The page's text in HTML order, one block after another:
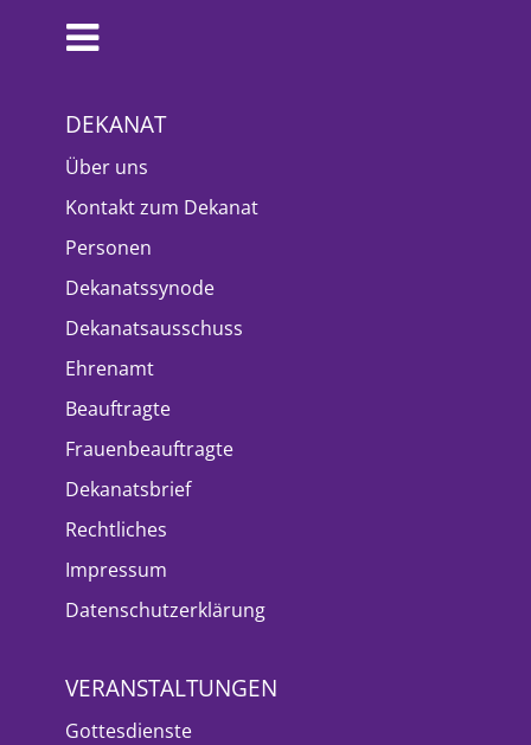
DEKANAT
Über uns
Kontakt zum Dekanat
Personen
Dekanatssynode
Dekanatsausschuss
Ehrenamt
Beauftragte
Frauenbeauftragte
Dekanatsbrief
Rechtliches
Impressum
Datenschutzerklärung
VERANSTALTUNGEN
Gottesdienste